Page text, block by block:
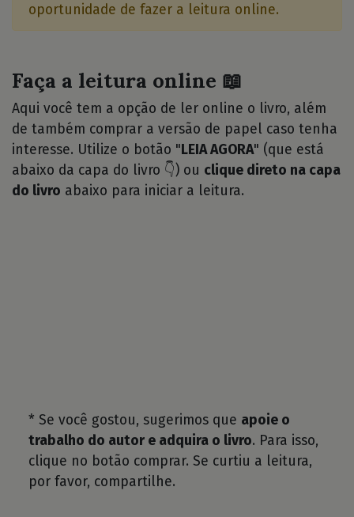
oportunidade de fazer a leitura online.
Faça a leitura online 📖
Aqui você tem a opção de ler online o livro, além
de também comprar a versão de papel caso tenha
interesse. Utilize o botão " LEIA AGORA" (que está
abaixo da capa do livro 👇) ou clique direto na capa
do livro abaixo para iniciar a leitura.
* Se você gostou, sugerimos que apoie o
trabalho do autor e adquira o livro. Para isso,
clique no botão comprar. Se curtiu a leitura,
por favor, compartilhe.